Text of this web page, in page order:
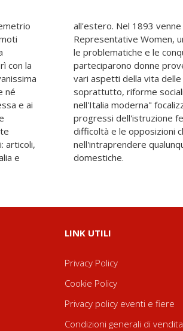
con la
né
e ai
articoli,
e
of
i
e i
mura
domestiche.
LINK UTILI
Privacy Policy
Cookie Policy
Privacy policy eventi e fiere
Condizioni generali di vendita